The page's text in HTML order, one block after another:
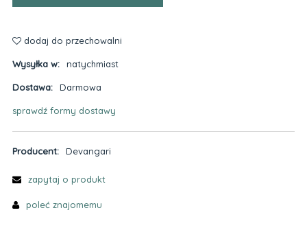
dodaj do przechowalni
Wysyłka w: natychmiast
Dostawa: Darmowa
Cena nie zawiera ewentualnych kosztów płatności
sprawdź formy dostawy
Producent: Devangari
zapytaj o produkt
poleć znajomemu